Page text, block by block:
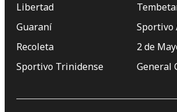
Libertad
Guaraní
Recoleta
Sportivo Trinidense
Sportivo
2 de
General